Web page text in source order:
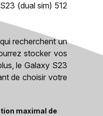
(dual sim) 512
recherchent un
stocker vos
le Galaxy S23
de choisir votre
maximal de